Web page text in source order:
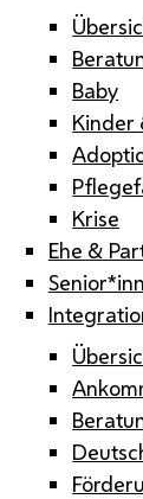
Baby
Kinder
Krise
Ehe &